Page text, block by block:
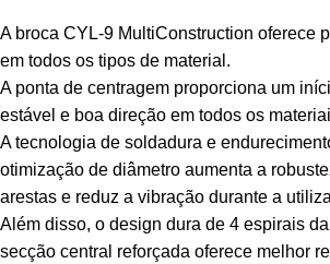
A broca CYL-9 MultiConstruction oferece
em todos os tipos de material.
A ponta de centragem proporciona um
estável e boa direção em todos os
A tecnologia de soldadura e
otimização de diâmetro aumenta a
arestas e reduz a vibração durante a
Além disso, o design dura de 4 espirais
secção central reforçada oferece melhor